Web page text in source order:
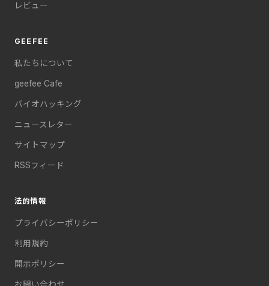
レビュー
GEEFEE
私たちについて
geefee Cafe
バイオハッキング
ニュースレター
サイトマップ
RSSフィード
法的情報
プライバシーポリシー
利用規約
開示ポリシー